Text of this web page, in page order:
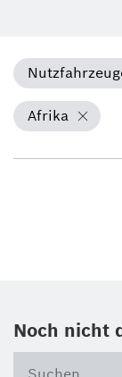
Afrika
Noch nicht